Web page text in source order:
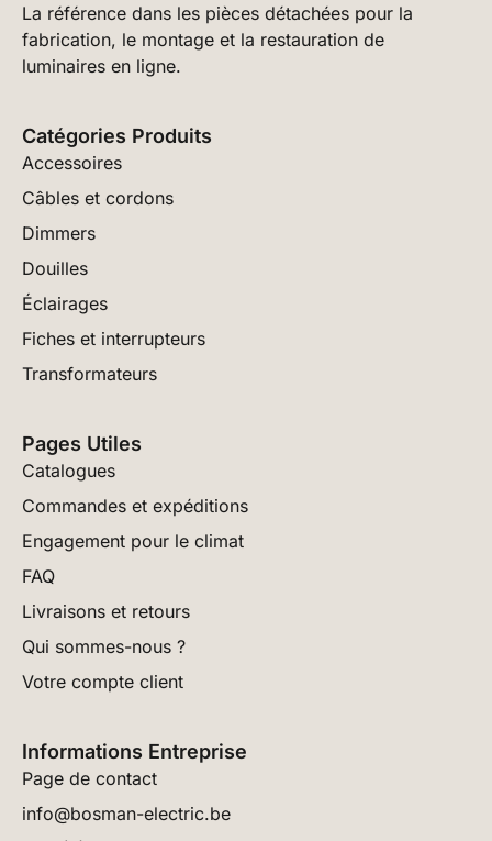
La référence dans les pièces détachées pour la
fabrication, le montage et la restauration de
luminaires en ligne.
Catégories Produits
Accessoires
Câbles et cordons
Dimmers
Douilles
Éclairages
Fiches et interrupteurs
Transformateurs
Pages Utiles
Catalogues
Commandes et expéditions
Engagement pour le climat
FAQ
Livraisons et retours
Qui sommes-nous ?
Votre compte client
Informations Entreprise
Page de contact
info@bosman-electric.be